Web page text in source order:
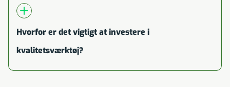
Hvorfor er det vigtigt at investere i
kvalitetsværktøj?